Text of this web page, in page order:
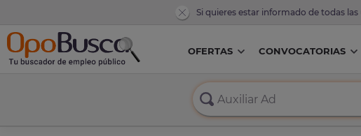
Si quieres estar informado de todas
OFERTAS CONVOCATORIAS